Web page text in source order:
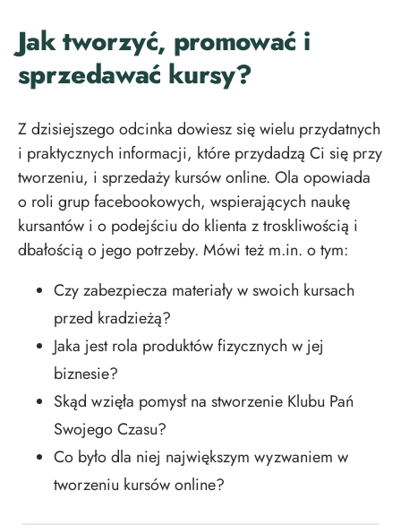
Jak tworzyć, promować i
sprzedawać kursy?
Z dzisiejszego odcinka dowiesz się wielu przydatnych
i praktycznych informacji, które przydadzą Ci się przy
tworzeniu, i sprzedaży kursów online. Ola opowiada
o roli grup facebookowych, wspierających naukę
kursantów i o podejściu do klienta z troskliwością i
dbałością o jego potrzeby. Mówi też m.in. o tym:
Czy zabezpiecza materiały w swoich kursach
przed kradzieżą?
Jaka jest rola produktów fizycznych w jej
biznesie?
Skąd wzięła pomysł na stworzenie Klubu Pań
Swojego Czasu?
Co było dla niej największym wyzwaniem w
tworzeniu kursów online?